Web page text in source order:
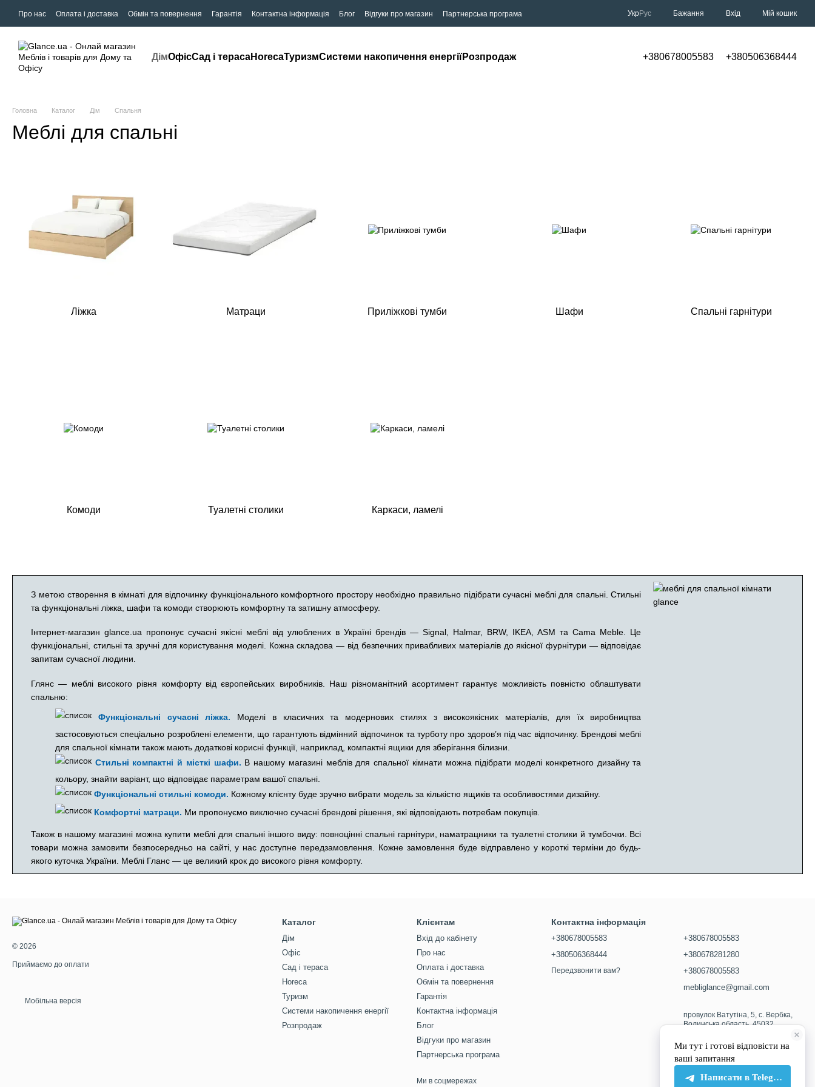
Про нас Оплата і доставка Обмін та повернення Гарантія Контактна інформація Блог Відгуки про магазин Партнерська програма УкрРус Бажання Вхід Мій кошик
ДімОфісСад і терасаHorecaТуризмСистеми накопичення енергіїРозпродаж +380678005583 +380506368444
Головна Каталог Дім Спальня
Меблі для спальні
З метою створення в кімнаті для відпочинку функціонального комфортного простору необхідно правильно підібрати сучасні меблі для спальні. Стильні
та функціональні ліжка, шафи та комоди створюють комфортну та затишну атмосферу.
Інтернет-магазин glance.ua пропонує сучасні якісні меблі від улюблених в Україні брендів — Signal, Halmar, BRW, IKEA, ASM та Cama Meble. Це
функціональні, стильні та зручні для користування моделі. Кожна складова — від безпечних привабливих матеріалів до якісної фурнітури — відповідає
запитам сучасної людини.
Глянс — меблі високого рівня комфорту від європейських виробників. Наш різноманітний асортимент гарантує можливість повністю облаштувати
спальню:
Функціональні сучасні ліжка. Моделі в класичних та модернових стилях з високоякісних матеріалів, для їх виробництва
застосовуються спеціально розроблені елементи, що гарантують відмінний відпочинок та турботу про здоров’я під час відпочинку. Брендові меблі
для спальної кімнати також мають додаткові корисні функції, наприклад, компактні ящики для зберігання білизни.
Стильні компактні й місткі шафи. В нашому магазині меблів для спальної кімнати можна підібрати моделі конкретного дизайну та
кольору, знайти варіант, що відповідає параметрам вашої спальні.
Функціональні стильні комоди. Кожному клієнту буде зручно вибрати модель за кількістю ящиків та особливостями дизайну.
Комфортні матраци. Ми пропонуємо виключно сучасні брендові рішення, які відповідають потребам покупців.
Також в нашому магазині можна купити меблі для спальні іншого виду: повноцінні спальні гарнітури, наматрацники та туалетні столики й тумбочки. Всі
товари можна замовити безпосередньо на сайті, у нас доступне передзамовлення. Кожне замовлення буде відправлено у короткі терміни до будь-
якого куточка України. Меблі Гланс — це великий крок до високого рівня комфорту.
Ліжка Матраци Приліжкові тумби Шафи Спальні гарнітури
Комоди Туалетні столики Каркаси, ламелі
© 2026
Приймаємо до оплати
Мобільна версія
Каталог
Дім
Офіс
Сад і тераса
Horeca
Туризм
Системи накопичення енергії
Розпродаж
Клієнтам
Вхід до кабінету
Про нас
Оплата і доставка
Обмін та повернення
Гарантія
Контактна інформація
Блог
Відгуки про магазин
Партнерська програма
Ми в соцмережах
Контактна інформація
+380678005583
+380506368444
Передзвонити вам?
+380678005583
+380678281280
+380678005583
mebliglance@gmail.com
провулок Ватутіна, 5, с. Вербка,
Волинська область, 45032